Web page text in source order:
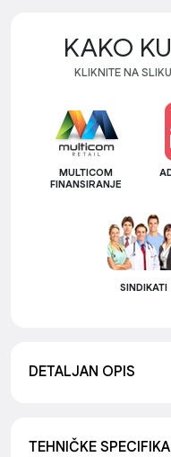
KAKO
KLIKNITE NA
MULTICOM
FINANSIRANJE
SINDIKATI
DETALJAN OPIS
TEHNIČKE